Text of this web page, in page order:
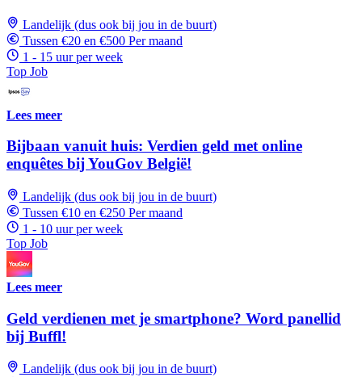
Landelijk (dus ook bij jou in de buurt)
Tussen €20 en €500 Per maand
1 - 15 uur per week
Top Job
Lees meer
Bijbaan vanuit huis: Verdien geld met online
enquêtes bij YouGov België!
Landelijk (dus ook bij jou in de buurt)
Tussen €10 en €250 Per maand
1 - 10 uur per week
Top Job
Lees meer
Geld verdienen met je smartphone? Word panellid
bij Buffl!
Landelijk (dus ook bij jou in de buurt)